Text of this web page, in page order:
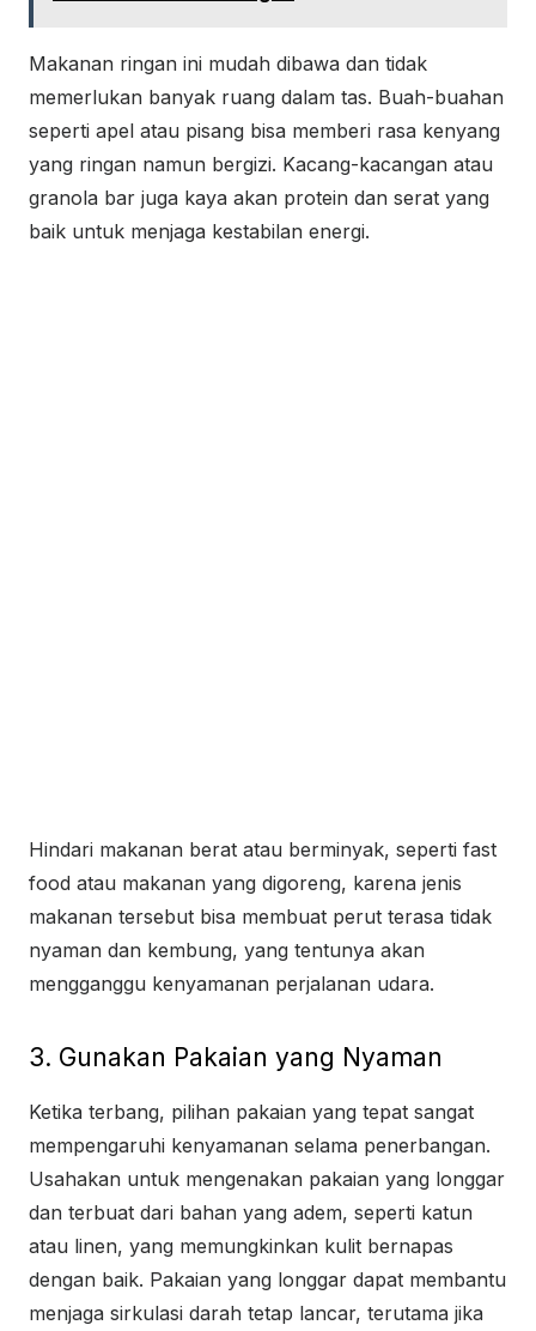
Makanan ringan ini mudah dibawa dan tidak
memerlukan banyak ruang dalam tas. Buah-buahan
seperti apel atau pisang bisa memberi rasa kenyang
yang ringan namun bergizi. Kacang-kacangan atau
granola bar juga kaya akan protein dan serat yang
baik untuk menjaga kestabilan energi.
Hindari makanan berat atau berminyak, seperti fast
food atau makanan yang digoreng, karena jenis
makanan tersebut bisa membuat perut terasa tidak
nyaman dan kembung, yang tentunya akan
mengganggu kenyamanan perjalanan udara.
3. Gunakan Pakaian yang Nyaman
Ketika terbang, pilihan pakaian yang tepat sangat
mempengaruhi kenyamanan selama penerbangan.
Usahakan untuk mengenakan pakaian yang longgar
dan terbuat dari bahan yang adem, seperti katun
atau linen, yang memungkinkan kulit bernapas
dengan baik. Pakaian yang longgar dapat membantu
menjaga sirkulasi darah tetap lancar, terutama jika